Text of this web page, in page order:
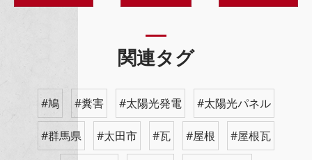
関連タグ
#鳩 #糞害 #太陽光発電 #太陽光パネル
#群馬県 #太田市 #瓦 #屋根 #屋根瓦